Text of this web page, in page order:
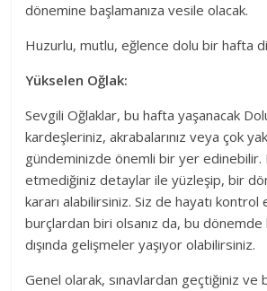
dönemine başlamanıza vesile olacak.
Huzurlu, mutlu, eğlence dolu bir hafta
Yükselen Oğlak:
Sevgili Oğlaklar, bu hafta yaşanacak
kardeşleriniz, akrabalarınız veya çok
gündeminizde önemli bir yer edinebilir.
etmediğiniz detaylar ile yüzleşip, bir
kararı alabilirsiniz. Siz de hayatı
burçlardan biri olsanız da, bu
dışında gelişmeler yaşıyor olabilirsiniz.
Genel olarak, sınavlardan geçtiğiniz ve